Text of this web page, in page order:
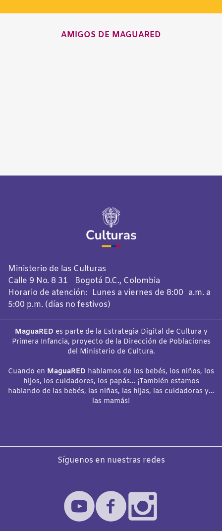
AMIGOS DE MAGUARED
Ministerio de las Culturas
Calle 9 No. 8 31 Bogotá D.C., Colombia
Horario de atención: Lunes a viernes de 8:00 a.m. a
5:00 p.m. (días no festivos)
MaguaRED es parte de la Estrategia Digital de Cultura y
Primera Infancia, proyecto de la Dirección de Poblaciones
del Ministerio de Cultura.
Cuando en MaguaRED hablamos de los bebés, los niños, los
hijos, los cuidadores, los papás… ¡También estamos
hablando de las bebés, las niñas, las hijas, las cuidadoras y…
las mamás!
Síguenos en nuestras redes